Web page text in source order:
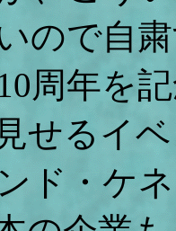
ので自
周年を
せるイ
ド・ケ